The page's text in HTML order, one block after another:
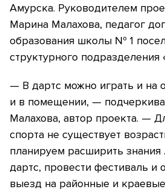
Амурска. Руководителем
Марина Малахова, педагог
образования школы № 1
структурного
— В дартс можно играть и на
и в помещении, —
Малахова, автор проекта. —
спорта не существует
планируем расширить
дартс, провести фестиваль и
выезд на районные и